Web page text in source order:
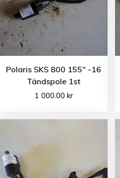
Polaris SKS 800 155″ -16
Tändspole 1st
1 000.00 kr